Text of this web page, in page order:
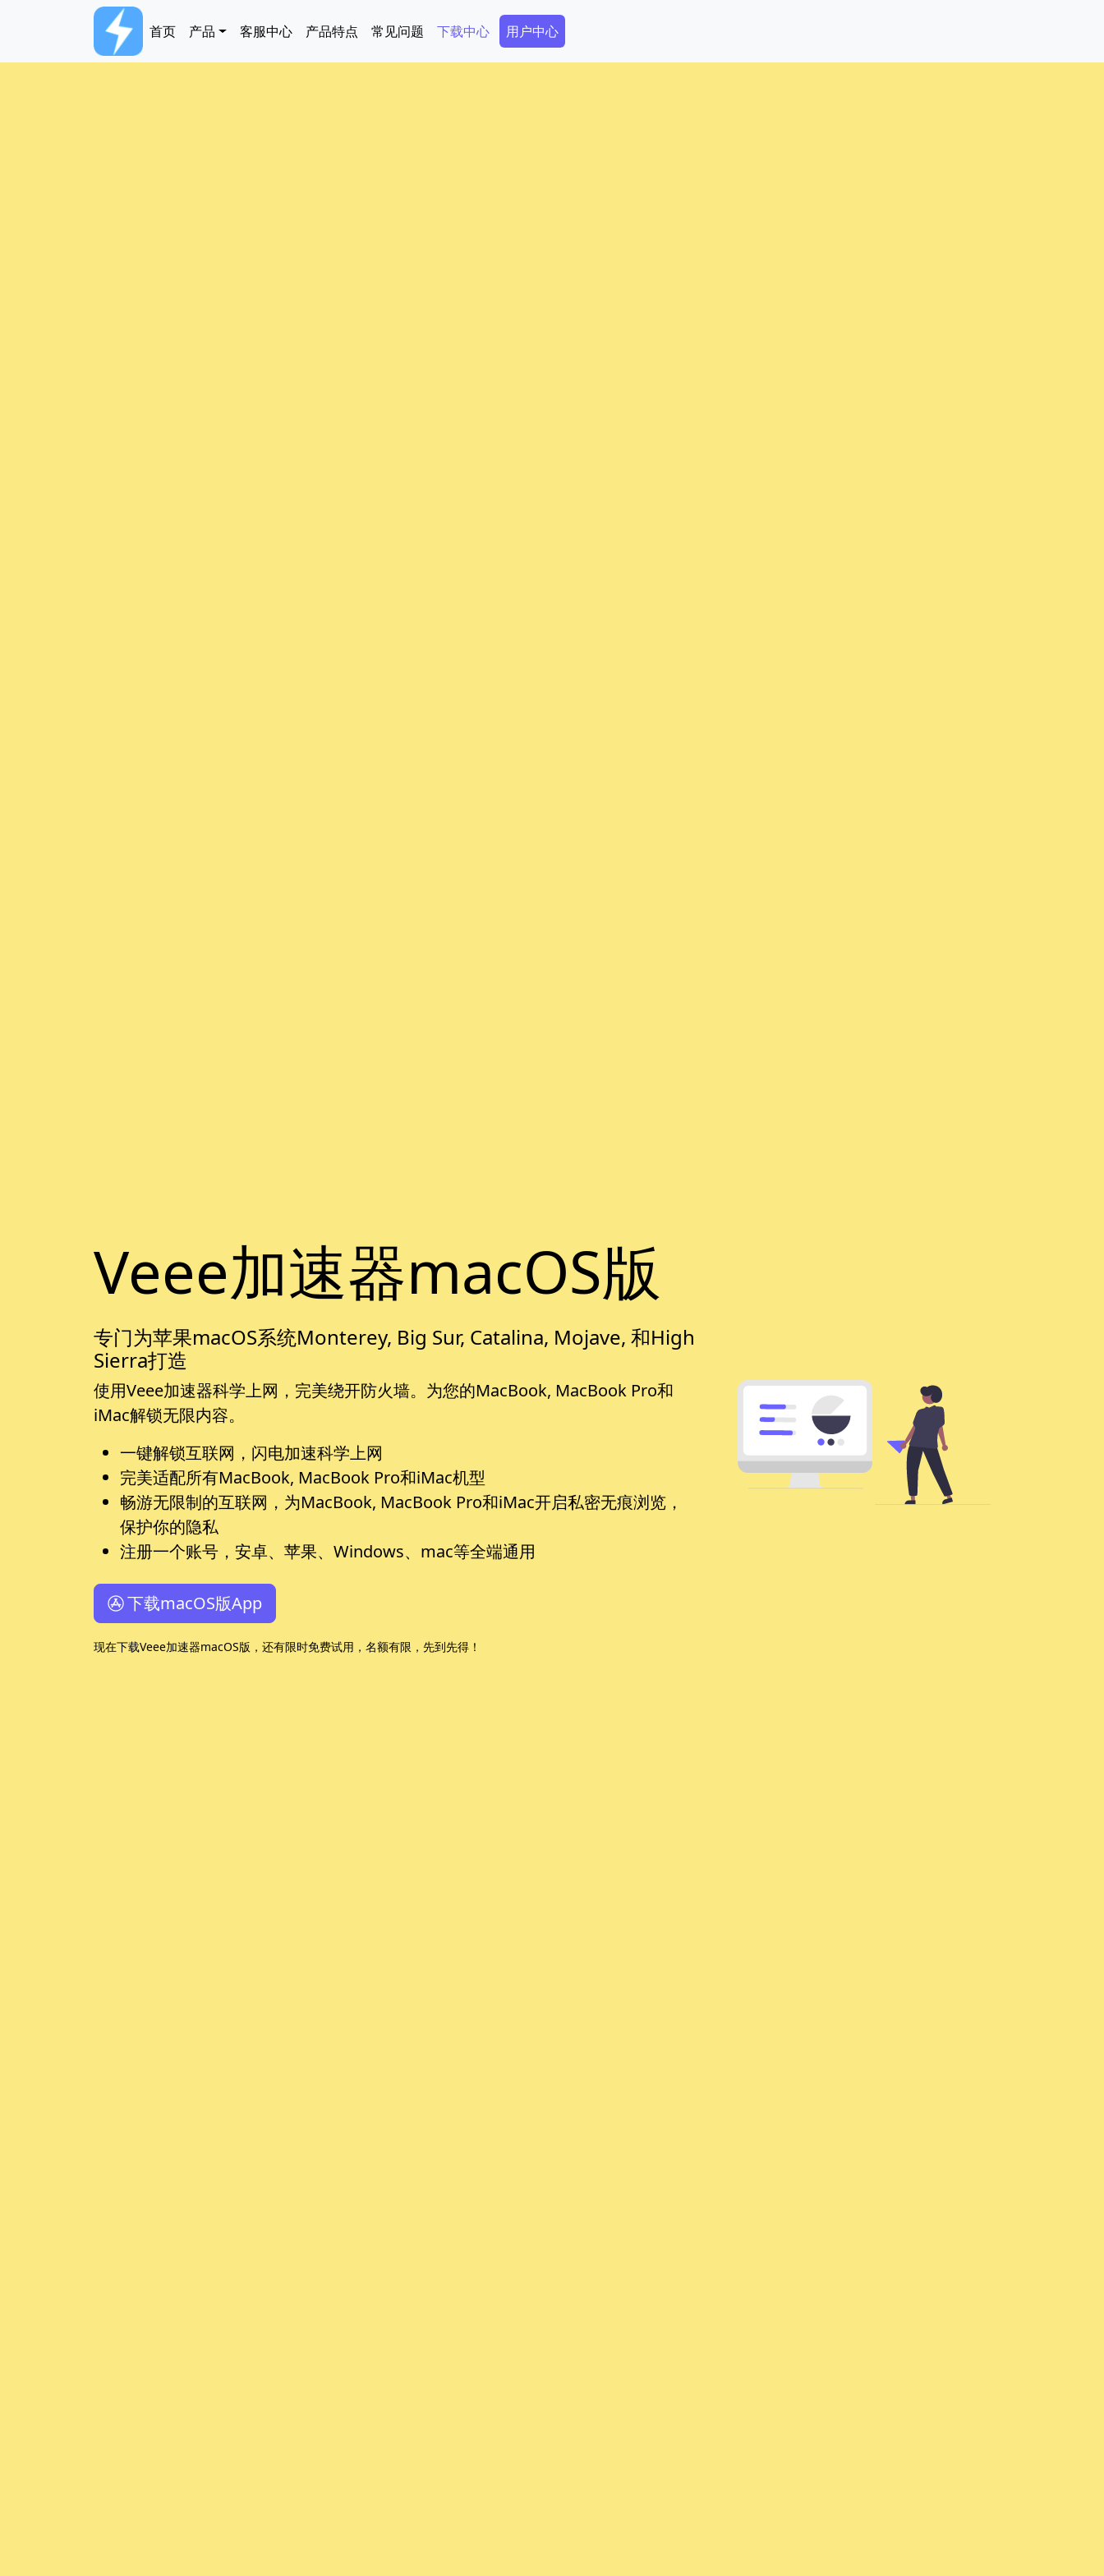
Main navigation
首页 产品 客服中心 产品特点 常见问题 下载中心 Secondary Menu
用户中心
Veee加速器macOS版
专门为苹果macOS系统Monterey, Big Sur, Catalina, Mojave, 和High
Sierra打造
使用Veee加速器科学上网，完美绕开防火墙。为您的MacBook, MacBook Pro和
iMac解锁无限内容。
一键解锁互联网，闪电加速科学上网
完美适配所有MacBook, MacBook Pro和iMac机型
畅游无限制的互联网，为MacBook, MacBook Pro和iMac开启私密无痕浏览，
保护你的隐私
注册一个账号，安卓、苹果、Windows、mac等全端通用
下载macOS版App
现在下载Veee加速器macOS版，还有限时免费试用，名额有限，先到先得！